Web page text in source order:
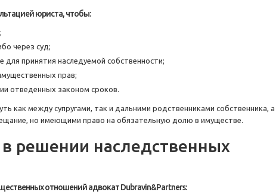
юриста, чтобы:
через суд;
для принятия наследуемой собственности;
прав;
отведенных законом сроков.
как между супругами, так и дальними родственниками собственника, а
но имеющими право на обязательную долю в имуществе.
в решении наследственных
отношений адвокат Dubravin&Partners: